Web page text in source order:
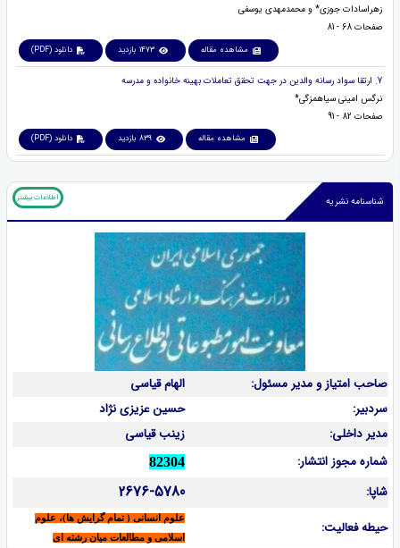
زهراسادات جوزی* و محمدمهدی یوسفی
صفحات 68 - 81
مشاهده مقاله 1473 بازدید دانلود (PDF)
7. ارتقا سواد رسانه والدین در جهت تحقق تعاملات بهینه خانواده و مدرسه
نرگس امینی سیاهمزگی*
صفحات 82 - 91
مشاهده مقاله 839 بازدید دانلود (PDF)
شناسنامه نشریه اطلاعات بیشتر
صاحب امتیاز و مدیر مسئول:
الهام قیاسی
سردبیر:
حسین عزیزی نژاد
مدیر داخلی:
زینب قیاسی
شماره مجوز انتشار:
82304
شاپا: 2676-5780
حیطه فعالیت:
علوم انسانی ( تمام گرایش ها)، علوم
اسلامی و مطالعات میان رشته ای